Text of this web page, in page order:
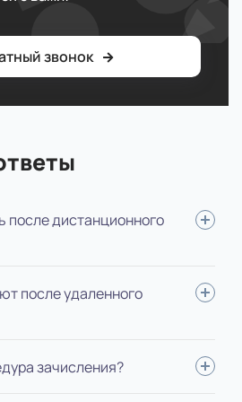
звонок
после дистанционного
помощника, например,
зал или выполнять поручения
после удаленного
образца.
зачисления?